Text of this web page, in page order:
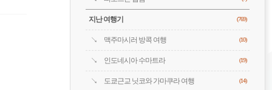
지난 여행기 (769)
맥주마시러 방콕 여행 (10)
인도네시아 수마트라 (19)
도쿄근교 닛코와 가마쿠라 여행 (14)